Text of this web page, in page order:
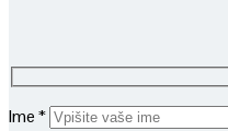
Ime *